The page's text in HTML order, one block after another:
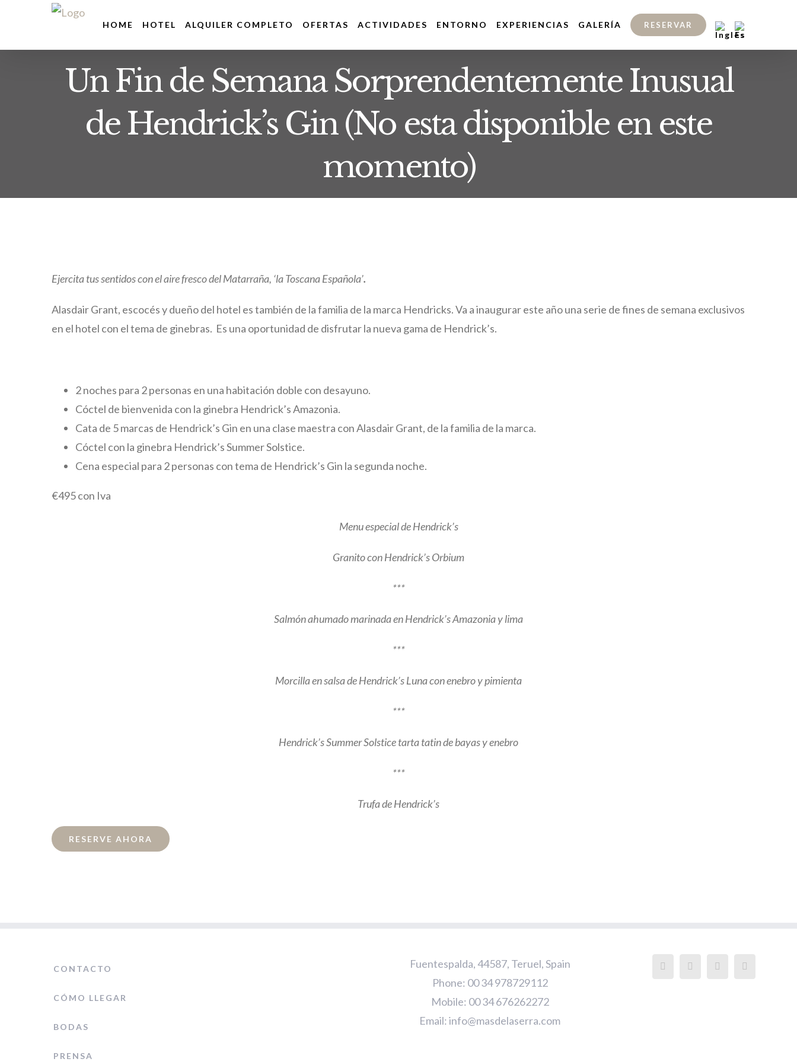
content
HOME HOTEL ALQUILER COMPLETO OFERTAS ACTIVIDADES ENTORNO EXPERIENCIAS GALERÍA RESERVAR
Un Fin de Semana Sorprendentemente Inusual
de Hendrick’s Gin (No esta disponible en este
momento)
Ejercita tus sentidos con el aire fresco del Matarraña, ‘la Toscana Española’.
Alasdair Grant, escocés y dueño del hotel es también de la familia de la marca Hendricks. Va a inaugurar este año una serie de fines de semana exclusivos
en el hotel con el tema de ginebras. Es una oportunidad de disfrutar la nueva gama de Hendrick’s.
2 noches para 2 personas en una habitación doble con desayuno.
Cóctel de bienvenida con la ginebra Hendrick’s Amazonia.
Cata de 5 marcas de Hendrick’s Gin en una clase maestra con Alasdair Grant, de la familia de la marca.
Cóctel con la ginebra Hendrick’s Summer Solstice.
Cena especial para 2 personas con tema de Hendrick’s Gin la segunda noche.
€495 con Iva
Menu especial de Hendrick’s
Granito con Hendrick’s Orbium
***
Salmón ahumado marinada en Hendrick’s Amazonia y lima
***
Morcilla en salsa de Hendrick’s Luna con enebro y pimienta
***
Hendrick’s Summer Solstice tarta tatin de bayas y enebro
***
Trufa de Hendrick’s
RESERVE AHORA
CONTACTO
CÓMO LLEGAR
BODAS
PRENSA
Fuentespalda, 44587, Teruel, Spain
Phone: 00 34 978729112
Mobile: 00 34 676262272
Email:info@masdelaserra.com